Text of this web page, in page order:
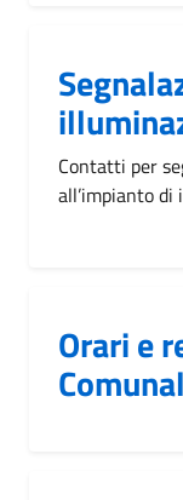
Contatti per
all’impianto
Orari e